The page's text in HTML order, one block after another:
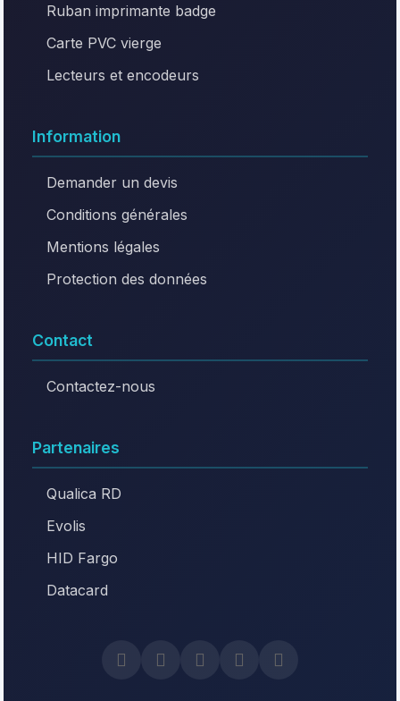
Ruban imprimante badge
Carte PVC vierge
Lecteurs et encodeurs
Information
Demander un devis
Conditions générales
Mentions légales
Protection des données
Contact
Contactez-nous
Partenaires
Qualica RD
Evolis
HID Fargo
Datacard